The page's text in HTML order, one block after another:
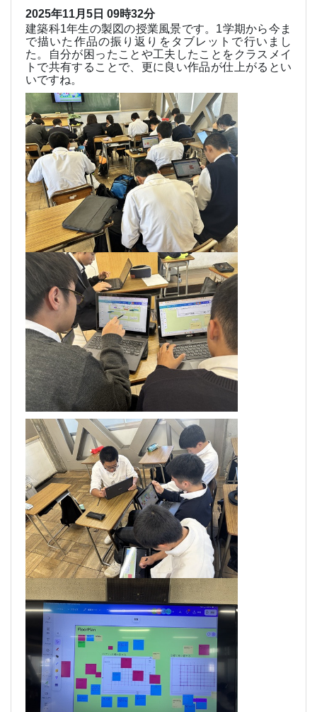
2025年11月5日 09時32分
建築科1年生の製図の授業風景です。 1学期から今ま
で描いた作品の振り返りをタブレットで行いまし
た。自分が困ったことや工夫したことをクラスメイ
トで共有することで、更に良い作品が仕上がるとい
いですね。